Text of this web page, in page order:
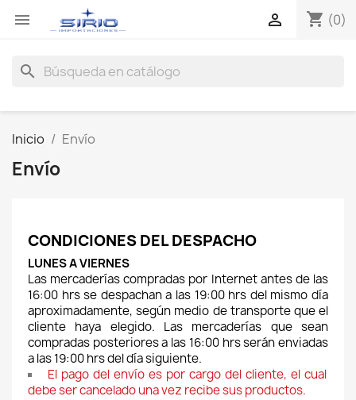
 shopping_cart (0)

search
Inicio Envío
Envío
CONDICIONES DEL DESPACHO
LUNES A VIERNES
Las mercaderías compradas por Internet antes de las
16:00 hrs se despachan a las 19:00 hrs del mismo día
aproximadamente, según medio de transporte que el
cliente haya elegido. Las mercaderías que sean
compradas posteriores a las 16:00 hrs serán enviadas
a las 19:00 hrs del día siguiente.
El pago del envío es por cargo del cliente, el cual
debe ser cancelado una vez recibe sus productos.